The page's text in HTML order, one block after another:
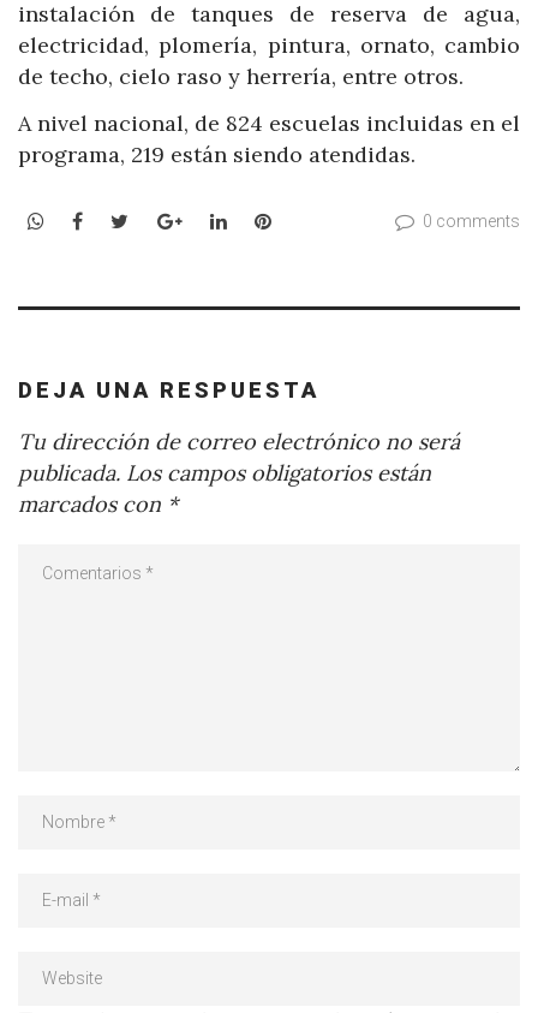
instalación de tanques de reserva de agua,
electricidad, plomería, pintura, ornato, cambio
de techo, cielo raso y herrería, entre otros.
A nivel nacional, de 824 escuelas incluidas en el
programa, 219 están siendo atendidas.
WhatsApp
Facebook
TwitterGoogle+LinkedInPinterest 0 comments
DEJA UNA RESPUESTA
Tu dirección de correo electrónico no será
publicada. Los campos obligatorios están
marcados con *